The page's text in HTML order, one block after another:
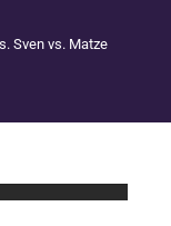
Sven vs. Matze